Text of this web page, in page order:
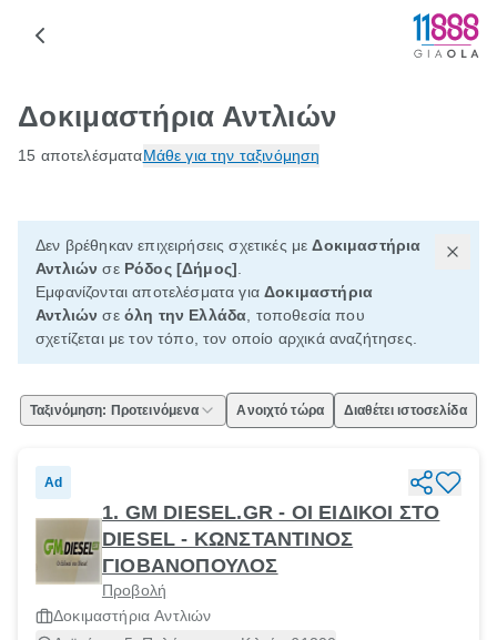
Δοκιμαστήρια Αντλιών
15 αποτελέσματαΜάθε για την ταξινόμηση
Δεν βρέθηκαν επιχειρήσεις σχετικές μεΔοκιμαστήρια
Αντλιών σε Ρόδος [Δήμος]
Εμφανίζονται αποτελέσματα γιαΔοκιμαστήρια
Αντλιών σε όλη την Ελλάδα , τοποθεσία που
σχετίζεται με τον τόπο, τον οποίο αρχικά αναζήτησες.
Ταξινόμηση: Προτεινόμενα Ανοιχτό τώρα Διαθέτει ιστοσελίδα
Ad
1. GM DIESEL.GR - ΟΙ ΕΙΔΙΚΟΙ ΣΤΟ
DIESEL - ΚΩΝΣΤΑΝΤΙΝΟΣ
ΓΙΟΒΑΝΟΠΟΥΛΟΣ
Προβολή
Δοκιμαστήρια Αντλιών